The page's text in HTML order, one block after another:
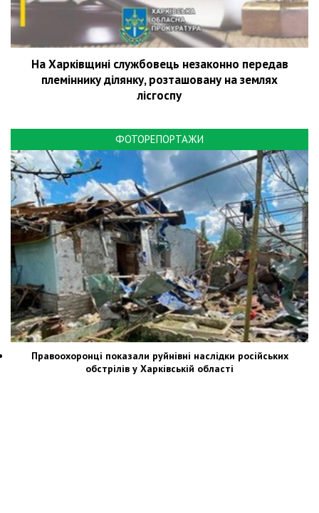
На Харківщині службовець незаконно передав
племіннику ділянку, розташовану на землях
лісгоспу
ФОТОРЕПОРТАЖИ
Правоохоронці показали руйнівні наслідки російських
обстрілів у Харківській області